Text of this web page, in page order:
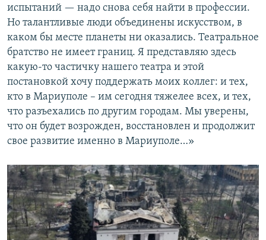
испытаний — надо снова себя найти в профессии.
Но талантливые люди объединены искусством, в
каком бы месте планеты ни оказались. Театральное
братство не имеет границ. Я представляю здесь
какую-то частичку нашего театра и этой
постановкой хочу поддержать моих коллег: и тех,
кто в Мариуполе – им сегодня тяжелее всех, и тех,
что разъехались по другим городам. Мы уверены,
что он будет возрожден, восстановлен и продолжит
свое развитие именно в Мариуполе…»